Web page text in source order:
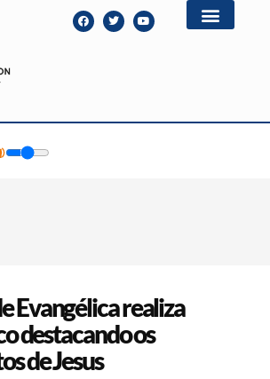
Evangélica realiza
destacando os
de Jesus